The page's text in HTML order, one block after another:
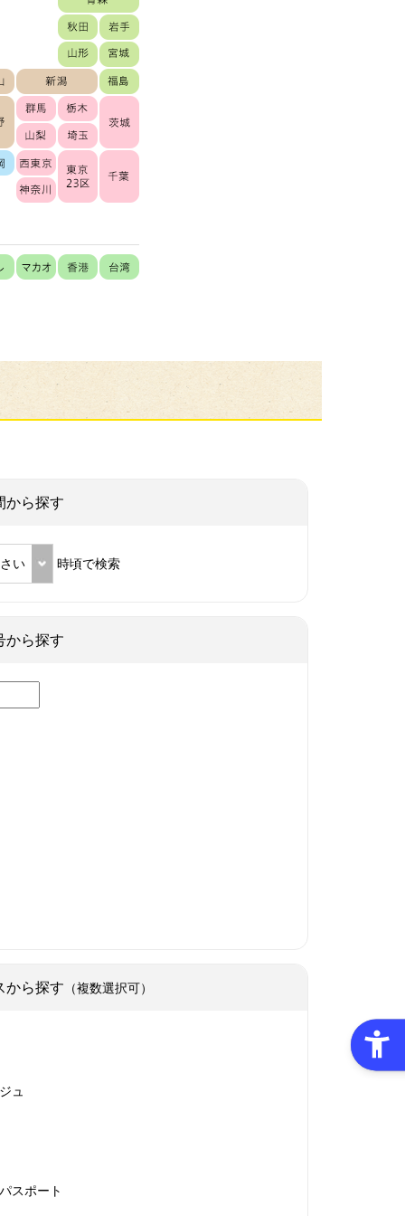
から探す
い 時頃で検索
から探す
から探す （複数選択可）
ュ
スポート